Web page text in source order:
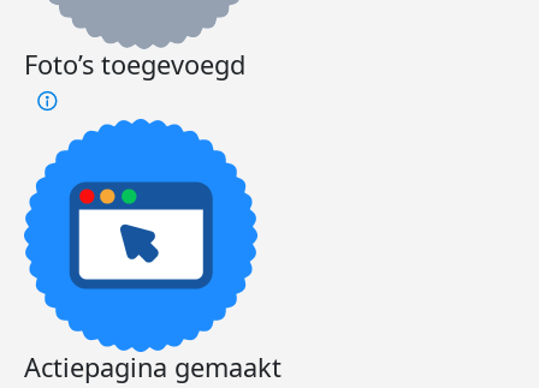
Foto’s toegevoegd
Actiepagina gemaakt